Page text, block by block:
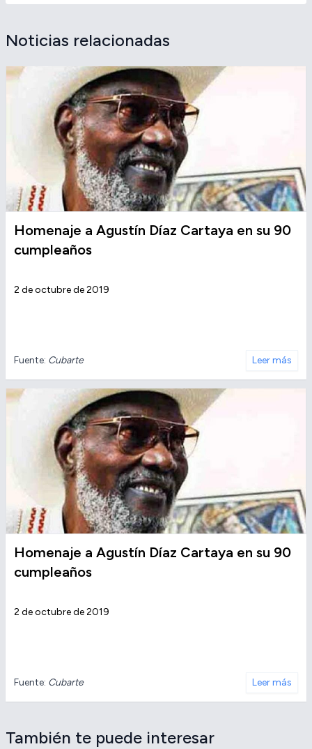
Noticias relacionadas
Homenaje a Agustín Díaz Cartaya en su 90
cumpleaños
2 de octubre de 2019
Fuente: Cubarte Leer más
Homenaje a Agustín Díaz Cartaya en su 90
cumpleaños
2 de octubre de 2019
Fuente: Cubarte Leer más
También te puede interesar